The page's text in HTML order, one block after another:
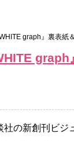
graph』裏表紙
の新創刊ビジ